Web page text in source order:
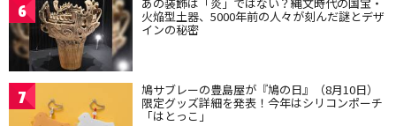
6 あの装飾は「炎」ではない？縄文時代の国宝・
火焔型土器、5000年前の人々が刻んだ謎とデザ
インの秘密
7 鳩サブレーの豊島屋が『鳩の日』（8月10日）
限定グッズ詳細を発表！今年はシリコンポーチ
「はとっこ」